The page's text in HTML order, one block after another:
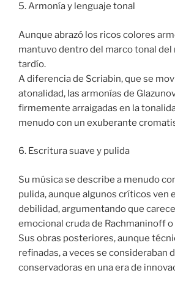
5. Armonía y lenguaje tonal
Aunque abrazó los ricos colores
mantuvo dentro del marco tonal
tardío.
A diferencia de Scriabin, que se
atonalidad, las armonías de
firmemente arraigadas en la
menudo con un exuberante
6. Escritura suave y pulida
Su música se describe a menudo
pulida, aunque algunos críticos ven
debilidad, argumentando que
emocional cruda de Rachmaninoff o
Sus obras posteriores, aunque
refinadas, a veces se consideraban
conservadoras en una era de